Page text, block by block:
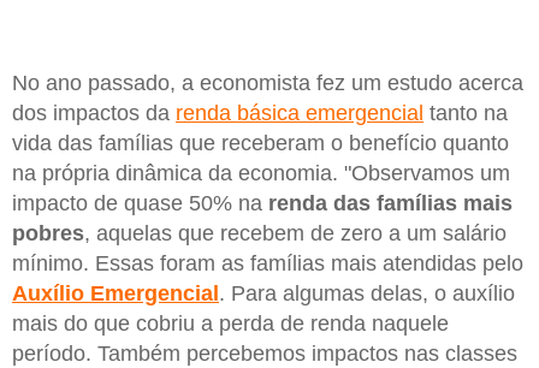
No ano passado, a economista fez um estudo acerca
dos impactos da renda básica emergencial tanto na
vida das famílias que receberam o benefício quanto
na própria dinâmica da economia. "Observamos um
impacto de quase 50% na renda das famílias mais
pobres, aquelas que recebem de zero a um salário
mínimo. Essas foram as famílias mais atendidas pelo
Auxílio Emergencial . Para algumas delas, o auxílio
mais do que cobriu a perda de renda naquele
período. Também percebemos impactos nas classes